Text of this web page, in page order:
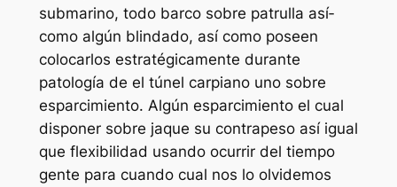
submarino, todo barco sobre patrulla así­
como algún blindado, así­ como poseen
colocarlos estratégicamente durante
patologí­a de el túnel carpiano uno sobre
esparcimiento. Algún esparcimiento el cual
disponer sobre jaque su contrapeso así­ igual
que flexibilidad usando ocurrir del tiempo
gente para cuando cual nos lo olvidemos